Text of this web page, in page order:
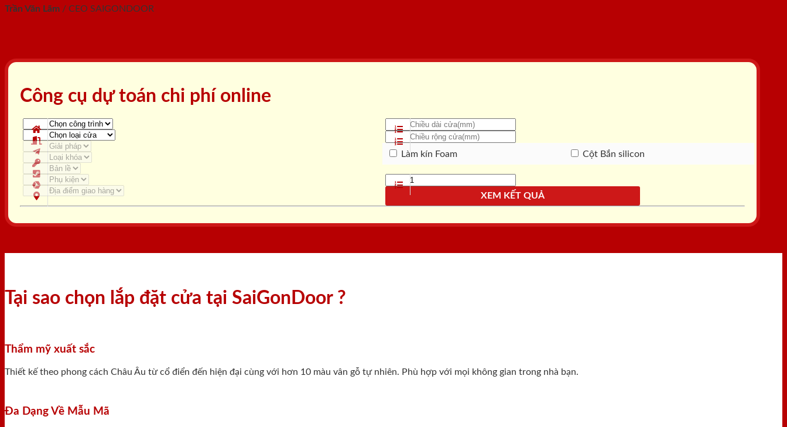
Trần Văn Lãm / CEO SAIGONDOOR
Công cụ dự toán chi phí online
Làm kín Foam Cột Bắn silicon
XEM KẾT QUẢ
Tại sao chọn lắp đặt cửa tại SaiGonDoor ?
Thẩm mỹ xuất sắc
Thiết kế theo phong cách Châu Âu từ cổ điển đến hiện đại cùng với hơn 10 màu vân gỗ tự nhiên. Phù hợp với mọi không gian trong nhà bạn.
Đa Dạng Về Mẫu Mã